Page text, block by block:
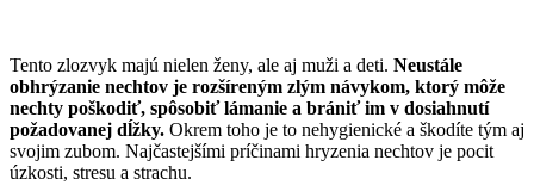
Tento zlozvyk majú nielen ženy, ale aj muži a deti. Neustále
obhrýzanie nechtov je rozšíreným zlým návykom, ktorý môže
nechty poškodiť, spôsobiť lámanie a brániť im v dosiahnutí
požadovanej dĺžky. Okrem toho je to nehygienické a škodíte tým aj
svojim zubom. Najčastejšími príčinami hryzenia nechtov je pocit
úzkosti, stresu a strachu.